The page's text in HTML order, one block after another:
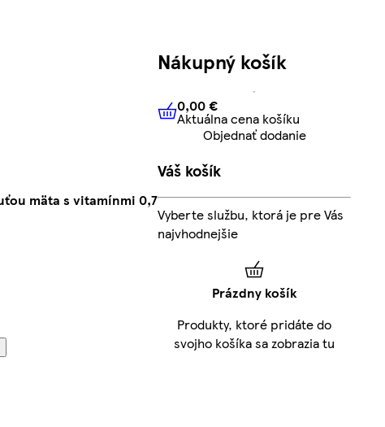
mäta s vitamínmi 0,7
Nákupný košík
0,00 € Aktuálna cena košíku
0,00 €
Aktuálna cena košíku
Objednať dodanie
Váš košík
Vyberte službu, ktorá je pre Vás
najvhodnejšie
Prázdny košík
Produkty, ktoré pridáte do
svojho košíka sa zobrazia tu